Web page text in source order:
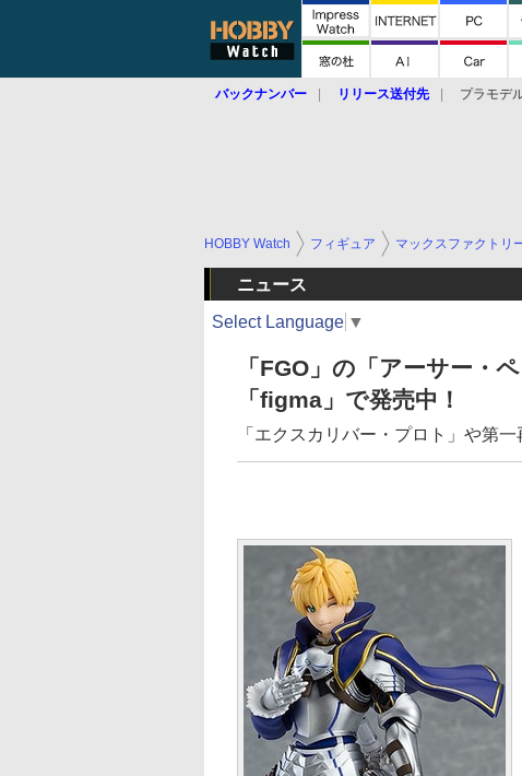
バックナンバー リリース送付先 プラモデ
HOBBY Watch フィギュア マックスファクトリ
ニュース
Select Language ▼
「FGO」の「アーサー・
「figma」で発売中！
「エクスカリバー・プロト」や第